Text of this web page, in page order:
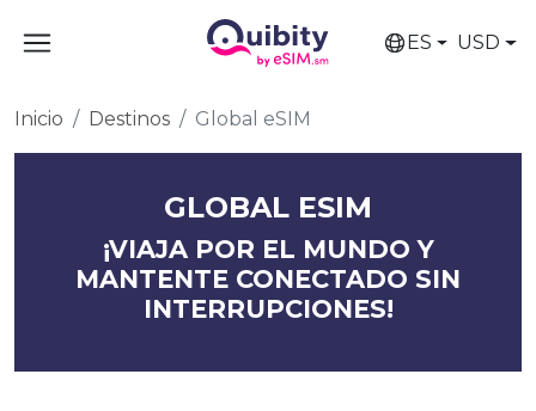
ES USD
Inicio Destinos Global eSIM
GLOBAL ESIM
¡VIAJA POR EL MUNDO Y
MANTENTE CONECTADO SIN
INTERRUPCIONES!